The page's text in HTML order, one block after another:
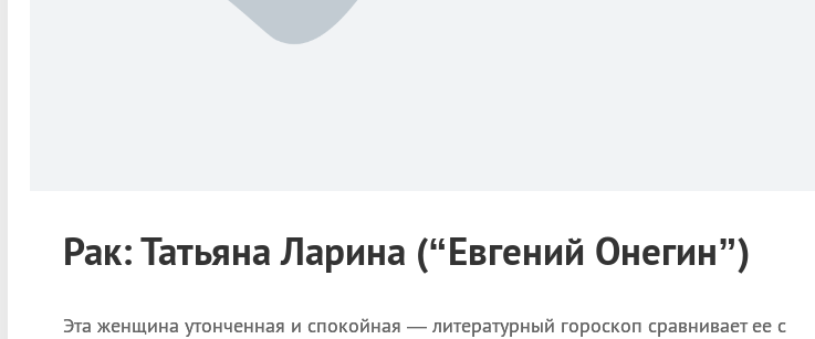
Рак: Татьяна Ларина (“Евгений Онегин”)
Эта женщина утонченная и спокойная — литературный гороскоп сравнивает ее с